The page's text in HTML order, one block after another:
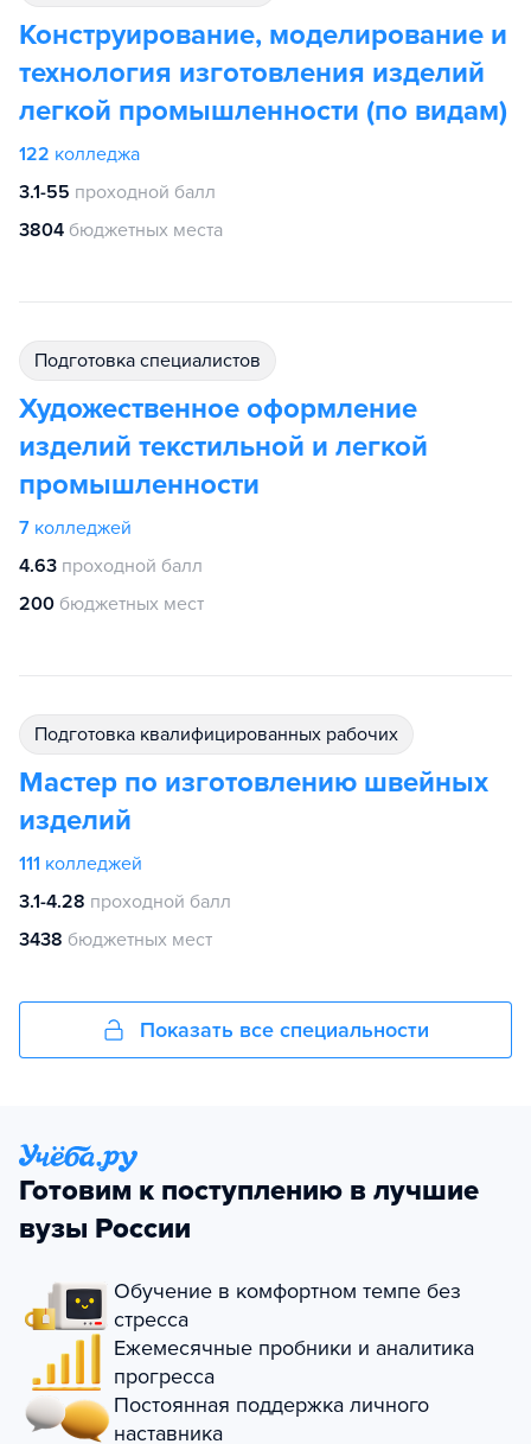
Конструирование, моделирование и
технология изготовления изделий
легкой промышленности (по видам)
122 колледжа
3.1-55 проходной балл
3804 бюджетных места
подготовка специалистов
Художественное оформление
изделий текстильной и легкой
промышленности
7 колледжей
4.63 проходной балл
200 бюджетных мест
подготовка квалифицированных рабочих
Мастер по изготовлению швейных
изделий
111 колледжей
3.1-4.28 проходной балл
3438 бюджетных мест
Показать все специальности
Готовим к поступлению в лучшие
вузы России
Обучение в комфортном темпе без
стресса
Ежемесячные пробники и аналитика
прогресса
Постоянная поддержка личного
наставника